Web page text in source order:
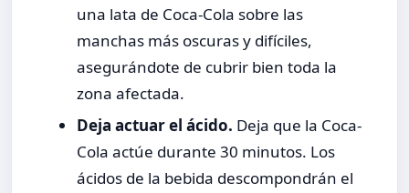
una lata de Coca-Cola sobre las
manchas más oscuras y difíciles,
asegurándote de cubrir bien toda la
zona afectada.
Deja actuar el ácido. Deja que la Coca-
Cola actúe durante 30 minutos. Los
ácidos de la bebida descompondrán el